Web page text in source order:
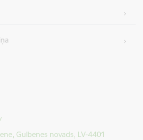
Gulbenes novads, LV-4401